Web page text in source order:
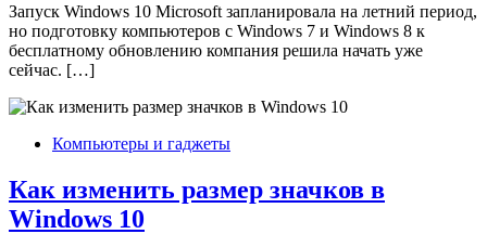
Запуск Windows 10 Microsoft запланировала на летний период,
но подготовку компьютеров с Windows 7 и Windows 8 к
бесплатному обновлению компания решила начать уже
сейчас. […]
Компьютеры и гаджеты
Как изменить размер значков в
Windows 10